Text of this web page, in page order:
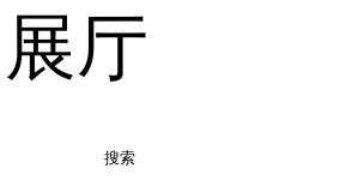
厅
搜索